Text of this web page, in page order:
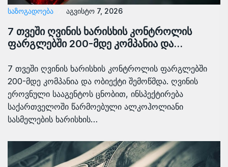
ᲡᲐᲖᲝᲒᲐᲓᲝᲔᲑᲐ აგვისტო 7, 2026
7 თვეში ღვინის ხარისხის კონტროლის
ფარგლებში 200-მდე კომპანია და…
7 თვეში ღვინის ხარისხის კონტროლის ფარგლებში
200-მდე კომპანია და ობიექტი შემოწმდა. ღვინის
ეროვნული სააგენტოს ცნობით, ინსპექტირება
საქართველოში წარმოებული ალკოჰოლიანი
სასმელების ხარისხის…